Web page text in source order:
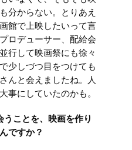
分からない。とりあえ
館で上映したいって言
ロデューサー、配給会
行して映画祭にも徐々
少しづつ目をつけても
んと会えましたね。人
事にしていたのかも。
ことを、映画を作り
ですか？